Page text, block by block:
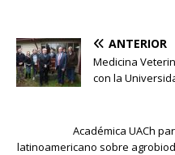
ANTERIOR
Medicina
con la
Académica UACh
latinoamericano sobre